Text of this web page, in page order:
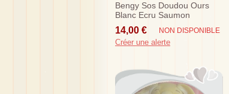
Bengy Sos Doudou Ours
Blanc Ecru Saumon
Echarpe Bleu
14,00 € NON DISPONIBLE
Créer une alerte